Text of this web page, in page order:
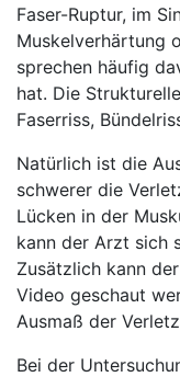
Faser-Ruptur, im
Muskelverhärtung
sprechen häufig
hat. Die
Faserriss,
Natürlich ist die
schwerer die
Lücken in der
kann der Arzt sich
Zusätzlich kann
Video geschaut
Ausmaß der
Bei der